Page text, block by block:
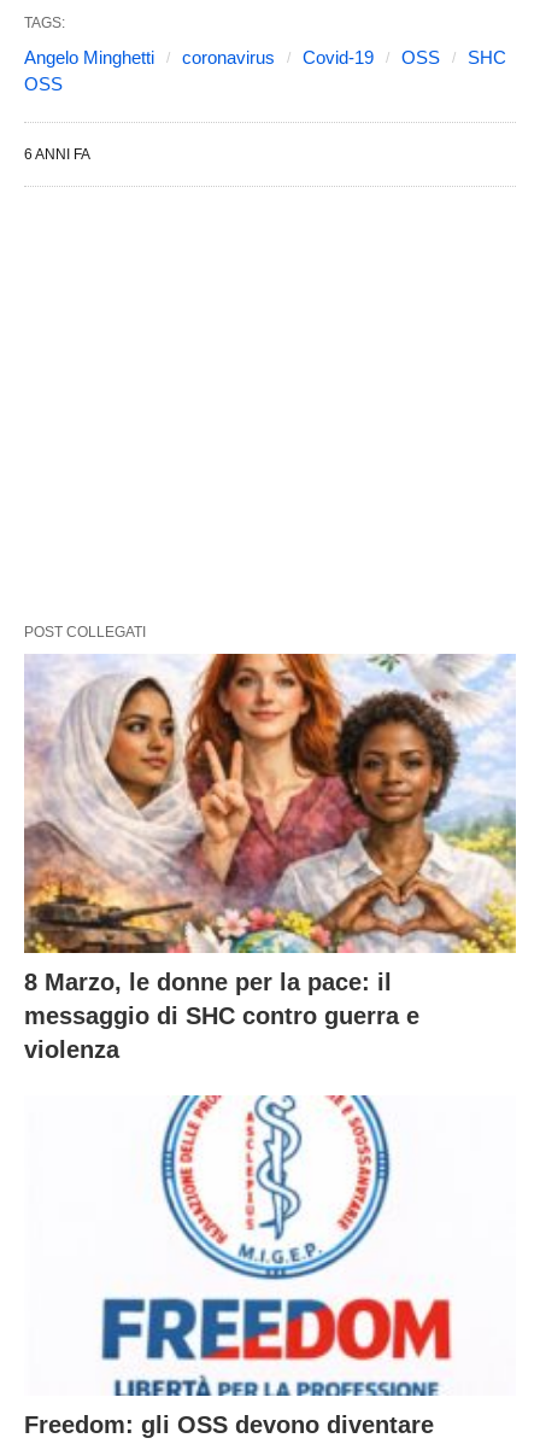
TAGS:
Angelo Minghetti coronavirus Covid-19 OSS
SHC
OSS
6 ANNI FA
POST COLLEGATI
8 Marzo, le donne per la pace: il
messaggio di SHC contro guerra e
violenza
Freedom: gli OSS devono diventare